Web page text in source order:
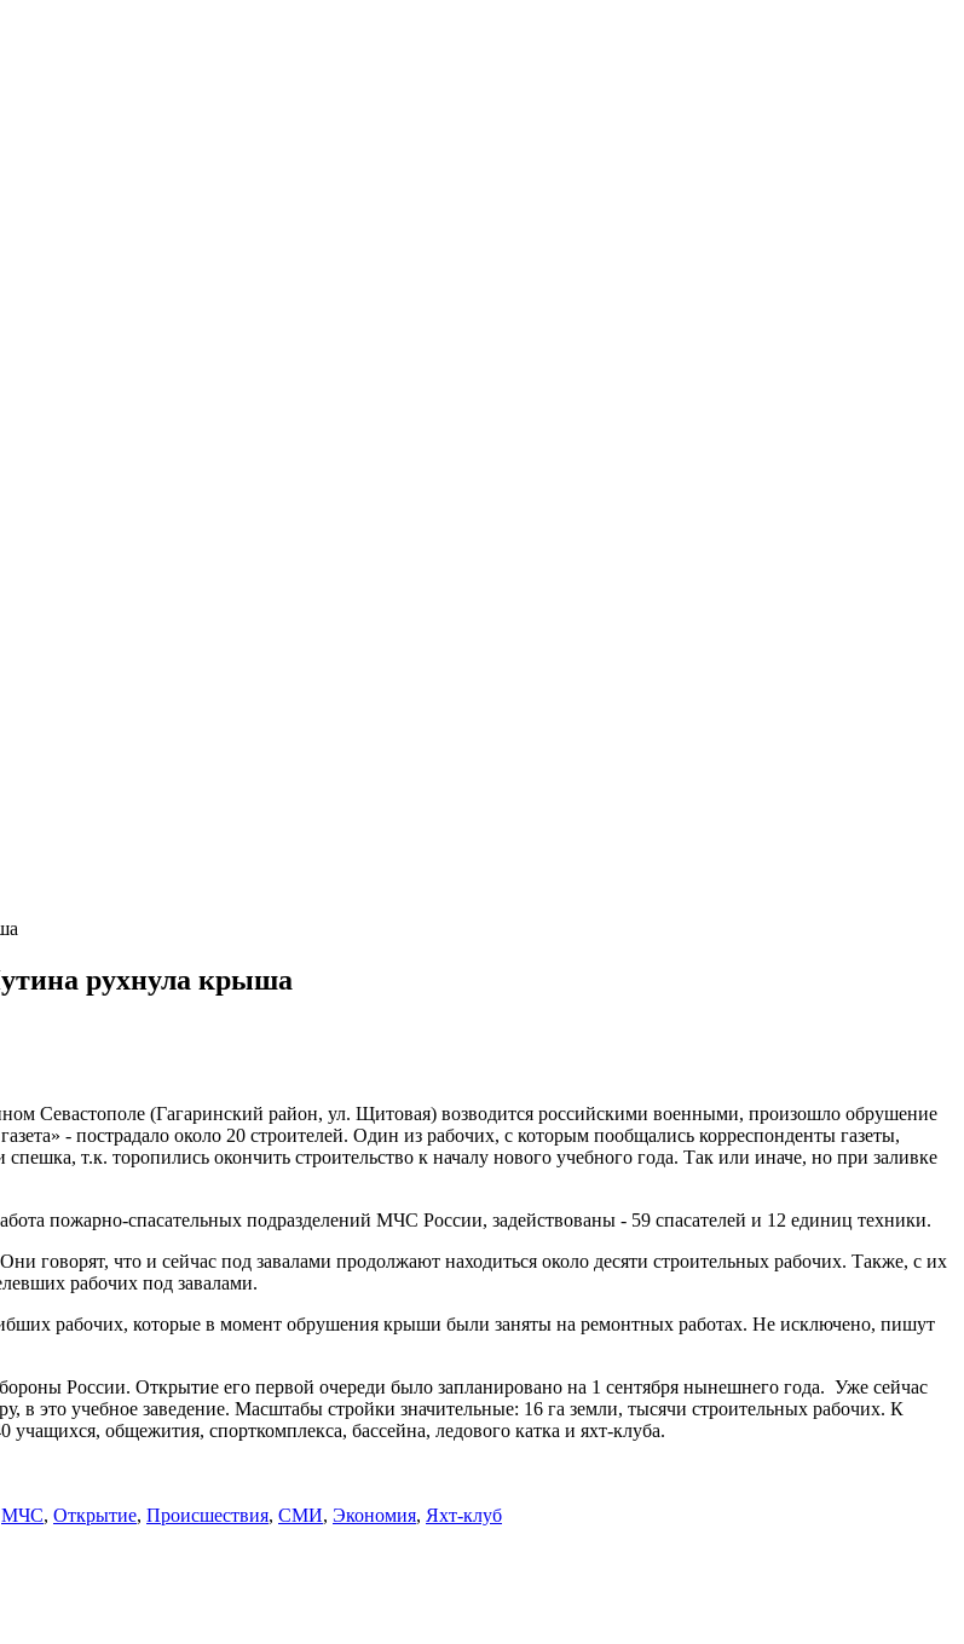
рухнула крыша
Севастополе (Гагаринский район, ул. Щитовая) возводится российскими военными, произошло обрушение
- пострадало около 20 строителей. Один из рабочих, с которым пообщались корреспонденты газеты,
т.к. торопились окончить строительство к началу нового учебного года. Так или иначе, но при заливке
пожарно-спасательных подразделений МЧС России, задействованы - 59 спасателей и 12 единиц техники.
говорят, что и сейчас под завалами продолжают находиться около десяти строительных рабочих. Также, с их
рабочих под завалами.
рабочих, которые в момент обрушения крыши были заняты на ремонтных работах. Не исключено, пишут
России. Открытие его первой очереди было запланировано на 1 сентября нынешнего года. Уже сейчас
в это учебное заведение. Масштабы стройки значительные: 16 га земли, тысячи строительных рабочих. К
учащихся, общежития, спорткомплекса, бассейна, ледового катка и яхт-клуба.
МЧС, Открытие, Происшествия, СМИ, Экономия, Яхт-клуб